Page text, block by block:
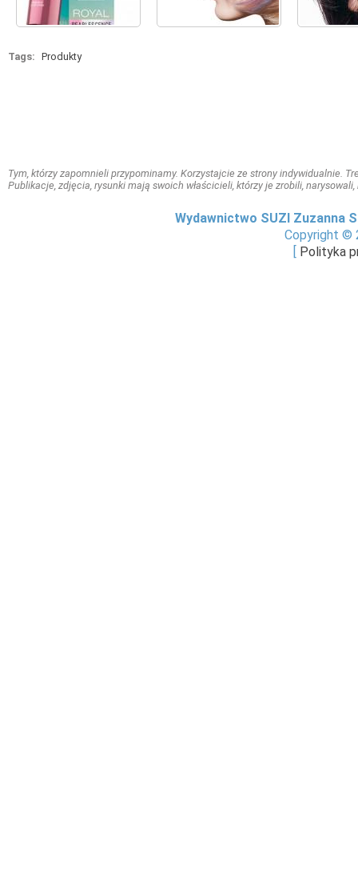
Tags: Produkty
Tym, którzy zapomnieli przypominamy. Korzystajcie ze strony indywidualnie.
Publikacje, zdjęcia, rysunki mają swoich właścicieli, którzy je zrobili,
Wydawnictwo SUZI Zuzanna
Copyright ©
Polityka